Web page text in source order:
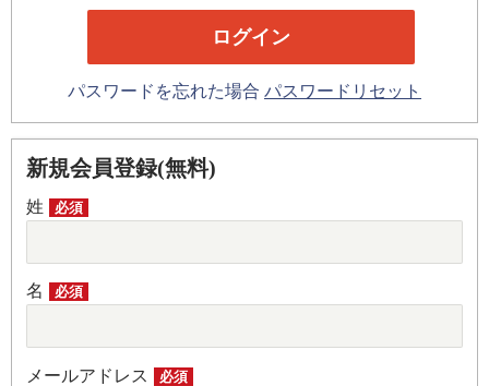
パスワードを忘れた場合 パスワードリセット
新規会員登録(無料)
姓 必須
名 必須
メールアドレス 必須